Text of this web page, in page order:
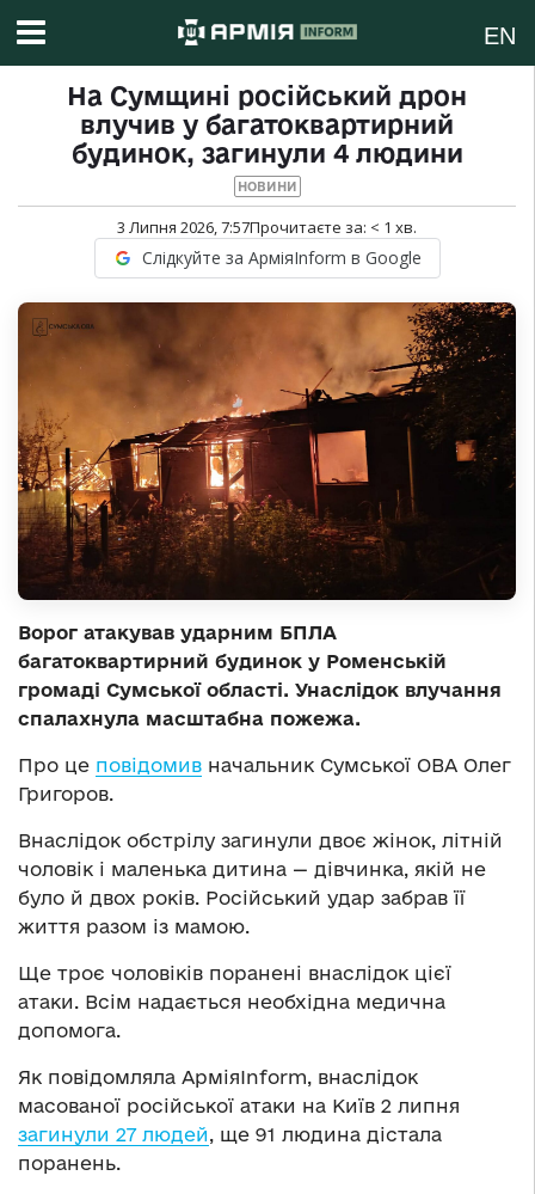
EN
На Сумщині російський дрон
влучив у багатоквартирний
будинок, загинули 4 людини
НОВИНИ
3 Липня 2026, 7:57Прочитаєте за: < 1 хв.
Слідкуйте за АрміяInform в Google
Ворог атакував ударним БПЛА
багатоквартирний будинок у Роменській
громаді Сумської області. Унаслідок влучання
спалахнула масштабна пожежа.
Про це повідомив начальник Сумської ОВА Олег
Григоров.
Внаслідок обстрілу загинули двоє жінок, літній
чоловік і маленька дитина — дівчинка, якій не
було й двох років. Російський удар забрав її
життя разом із мамою.
Ще троє чоловіків поранені внаслідок цієї
атаки. Всім надається необхідна медична
допомога.
Як повідомляла АрміяInform, внаслідок
масованої російської атаки на Київ 2 липня
загинули 27 людей, ще 91 людина дістала
поранень.